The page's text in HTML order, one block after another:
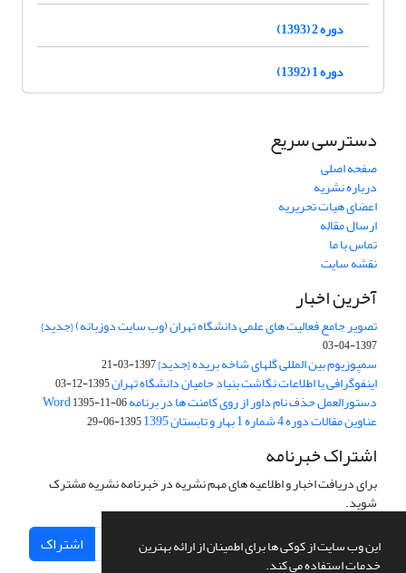
این وب سایت از کوکی ها برای اطمینان از ارائه بهترین
خدمات استفاده می کند.
دوره 2 (1393)
دوره 1 (1392)
دسترسی سریع
صفحه اصلی
درباره نشریه
اعضای هیات تحریریه
ارسال مقاله
تماس با ما
نقشه سایت
آخرین اخبار
تصویر جامع فعالیت های علمی دانشگاه تهران (وب سایت دوزبانه) {جدید}
1397-04-03
سمپوزیوم بین المللی گلهای شاخه بریده {جدید}1397-03-21
اینفوگرافی یا اطلاعات نگاشت بنیاد حامیان دانشگاه تهران1395-12-03
دستورالعمل حذف نام داور از روی کامنت ها در برنامه Word1395-11-06
عناوین مقالات دوره 4 شماره 1 بهار و تابستان 1395 1395-06-29
اشتراک خبرنامه
برای دریافت اخبار و اطلاعیه های مهم نشریه در خبرنامه نشریه مشترک
شوید.
اشتراک